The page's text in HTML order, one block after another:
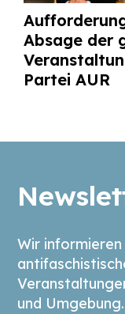
Absage der
Partei AUR
Wir
und Umgebung.